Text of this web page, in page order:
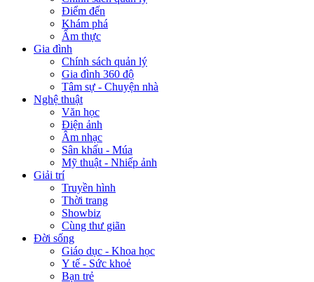
Điểm đến
Khám phá
Ẩm thực
Gia đình
Chính sách quản lý
Gia đình 360 độ
Tâm sự - Chuyện nhà
Nghệ thuật
Văn học
Điện ảnh
Âm nhạc
Sân khấu - Múa
Mỹ thuật - Nhiếp ảnh
Giải trí
Truyền hình
Thời trang
Showbiz
Cùng thư giãn
Đời sống
Giáo dục - Khoa học
Y tế - Sức khoẻ
Bạn trẻ